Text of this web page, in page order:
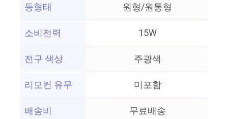
등형태
원형/원통형
소비전력
15W
전구 색상
주광색
리모컨 유무
미포함
배송비
무료배송